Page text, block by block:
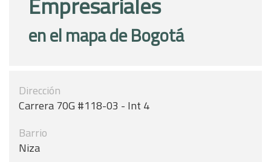
en el mapa de Bogotá
Dirección
Carrera 70G #118-03 - Int 4
Barrio
Niza